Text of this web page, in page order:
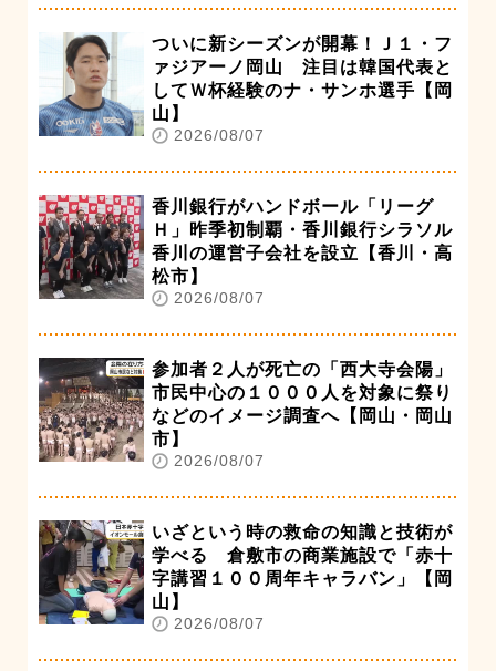
ついに新シーズンが開幕！Ｊ１・フ
ァジアーノ岡山 注目は韓国代表と
してＷ杯経験のナ・サンホ選手【岡
山】
2026/08/07
香川銀行がハンドボール「リーグ
Ｈ」昨季初制覇・香川銀行シラソル
香川の運営子会社を設立【香川・高
松市】
2026/08/07
参加者２人が死亡の「西大寺会陽」
市民中心の１０００人を対象に祭り
などのイメージ調査へ【岡山・岡山
市】
2026/08/07
いざという時の救命の知識と技術が
学べる 倉敷市の商業施設で「赤十
字講習１００周年キャラバン」【岡
山】
2026/08/07